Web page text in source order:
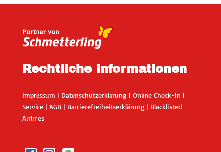
Rechtliche Informationen
Impressum | Datenschutzerklärung | Online Check-In |
Service| AGB| Barrierefreiheitserklärung | Blacklisted
Airlines